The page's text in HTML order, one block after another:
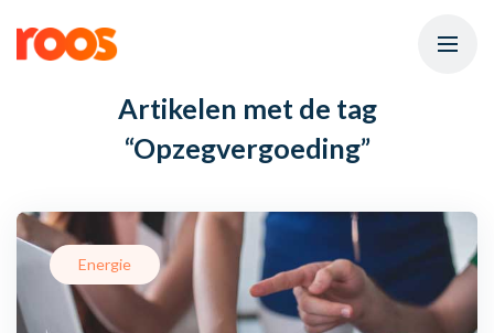
Artikelen met de tag
“Opzegvergoeding”
Energie